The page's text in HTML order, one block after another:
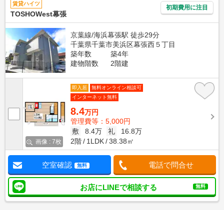
賃貸ハイツ
TOSHOWest幕張
初期費用に注目
京葉線/海浜幕張駅 徒歩29分
千葉県千葉市美浜区幕張西５丁目
築年数
築4年
建物階数
2階建
画像 : 7枚
即入居
無料オンライン相談可
インターネット無料
8.4万円
管理費等：5,000円
敷
8.4万 礼
16.8万
2階
1LDK 38.38㎡
空室確認 無料 電話で問合せ
お店にLINEで相談する 無料